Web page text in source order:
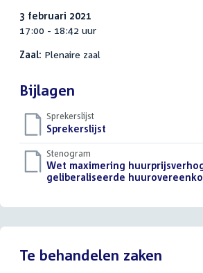
3 februari 2021
17:00 - 18:42 uur
Zaal: Plenaire zaal
Bijlagen
Sprekerslijst
Download
bestand:
Sprekerslijst
Stenogram
Download
bestand:
Wet maximering
geliberaliseerde
Te behandelen zaken